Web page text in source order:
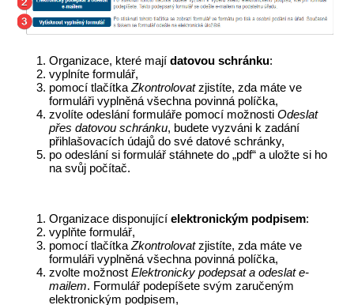
Organizace, které majídatovou schránku:
vyplníte formulář,
pomocí tlačítkaZkontrolovatzjistíte, zda máte ve
formuláři vyplněná všechna povinná políčka,
zvolíte odeslání formuláře pomocí možnostiOdeslat
přes datovou schránku, budete vyzváni k zadání
přihlašovacích údajů do své datové schránky,
po odeslání si formulář stáhnete do „pdf“ a uložte si ho
na svůj počítač.
Organizace disponujícíelektronickým podpisem:
vyplňte formulář,
pomocí tlačítkaZkontrolovatzjistíte, zda máte ve
formuláři vyplněná všechna povinná políčka,
zvolte možnostElektronicky podepsat a odeslat e-
mailem. Formulář podepíšete svým zaručeným
elektronickým podpisem,